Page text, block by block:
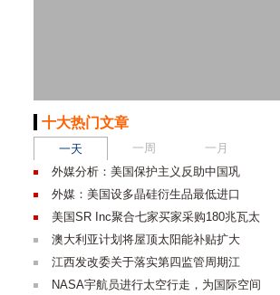
十大热门文章
一天 一周
一月
外媒分析：美国保护主义反助中国巩
外媒：美国设多晶硅衍生品最低进口
美国SR Inc聚合七家买家采购180兆瓦太
澳大利亚计划将屋顶太阳能补贴扩大
江西发改委关于落实第四监管周期江
NASA宇航员进行太空行走，为国际空间